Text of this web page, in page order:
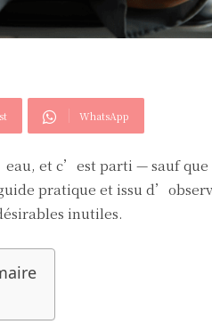
WhatsApp
et c’est parti — sauf
pratique et issu
inutiles.